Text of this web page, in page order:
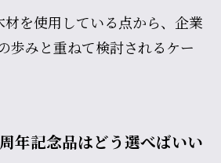
を使用している点から、企業
歩みと重ねて検討されるケー
年記念品はどう選べばいい